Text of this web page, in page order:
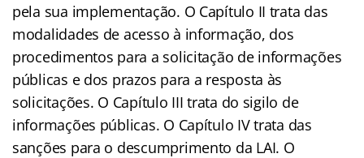
pela sua implementação. O Capítulo II trata das
modalidades de acesso à informação, dos
procedimentos para a solicitação de informações
públicas e dos prazos para a resposta às
solicitações. O Capítulo III trata do sigilo de
informações públicas. O Capítulo IV trata das
sanções para o descumprimento da LAI. O